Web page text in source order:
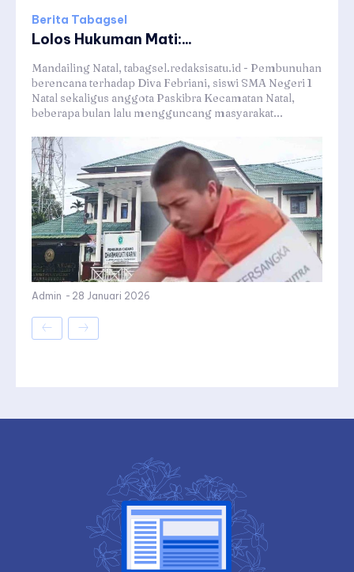
Berita Tabagsel
Lolos Hukuman Mati:...
Mandailing Natal, tabagsel.redaksisatu.id - Pembunuhan
berencana terhadap Diva Febriani, siswi SMA Negeri 1
Natal sekaligus anggota Paskibra Kecamatan Natal,
beberapa bulan lalu mengguncang masyarakat...
Admin - 28 Januari 2026